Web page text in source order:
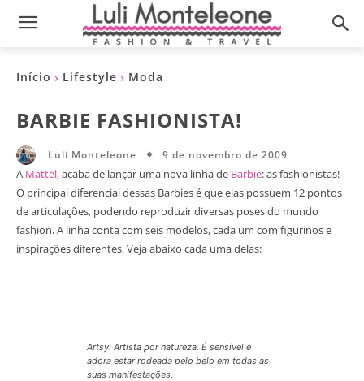
Início Lifestyle Moda
BARBIE FASHIONISTA!
Luli Monteleone 9 de novembro de 2009
A Mattel, acaba de lançar uma nova linha de Barbie: as fashionistas!
O principal diferencial dessas Barbies é que elas possuem 12 pontos
de articulações, podendo reproduzir diversas poses do mundo
fashion. A linha conta com seis modelos, cada um com figurinos e
inspirações diferentes. Veja abaixo cada uma delas:
Artsy: Artista por natureza. É sensível e
adora estar rodeada pelo belo em todas as
suas manifestações.